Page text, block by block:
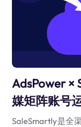
AdsPower ×
媒矩阵账号
SaleSmartly是全